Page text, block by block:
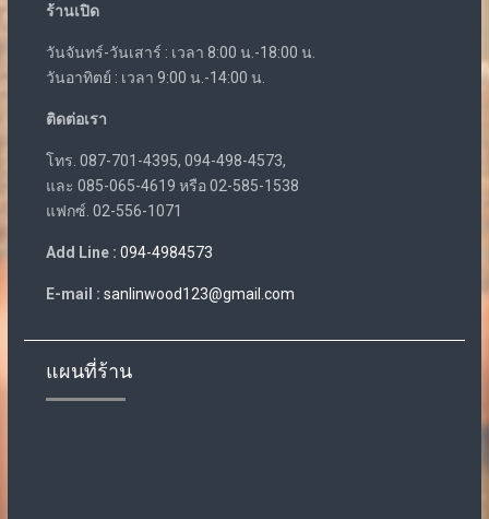
ร้านเปิด
วันจันทร์-วันเสาร์ : เวลา 8:00 น.-18:00 น.
วันอาทิตย์ : เวลา 9:00 น.-14:00 น.
ติดต่อเรา
โทร. 087-701-4395, 094-498-4573,
และ 085-065-4619 หรือ 02-585-1538
แฟกซ์. 02-556-1071
Add Line : 094-4984573
E-mail : sanlinwood123@gmail.com
แผนที่ร้าน